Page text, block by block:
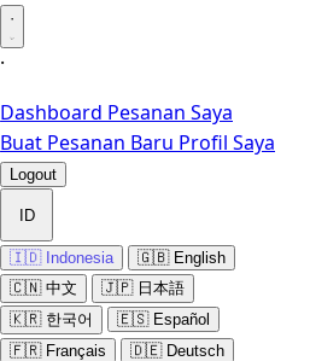
·
·
Dashboard Pesanan Saya
Buat Pesanan Baru Profil Saya
Logout
ID
🇮🇩 Indonesia
🇬🇧 English
🇨🇳 中文
🇯🇵 日本語
🇰🇷 한국어
🇪🇸 Español
🇫🇷 Français
🇩🇪 Deutsch